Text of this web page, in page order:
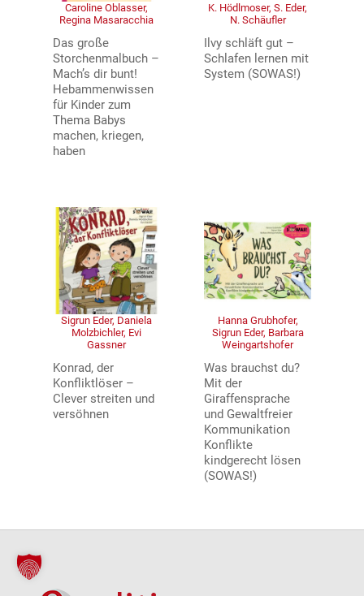
Caroline Oblasser,
Regina Masaracchia
Das große
Storchenmalbuch –
Mach’s dir bunt!
Hebammenwissen
für Kinder zum
Thema Babys
machen, kriegen,
haben
K. Hödlmoser, S. Eder,
N. Schäufler
Ilvy schläft gut –
Schlafen lernen mit
System (SOWAS!)
Sigrun Eder, Daniela
Molzbichler, Evi
Gassner
Konrad, der
Konfliktlöser –
Clever streiten und
versöhnen
Hanna Grubhofer,
Sigrun Eder, Barbara
Weingartshofer
Was brauchst du?
Mit der
Giraffensprache
und Gewaltfreier
Kommunikation
Konflikte
kindgerecht lösen
(SOWAS!)